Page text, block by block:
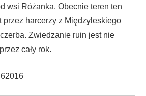
wsi Różanka. Obecnie teren ten
przez harcerzy z Międzyleskiego
Zwiedzanie ruin jest nie
cały rok.